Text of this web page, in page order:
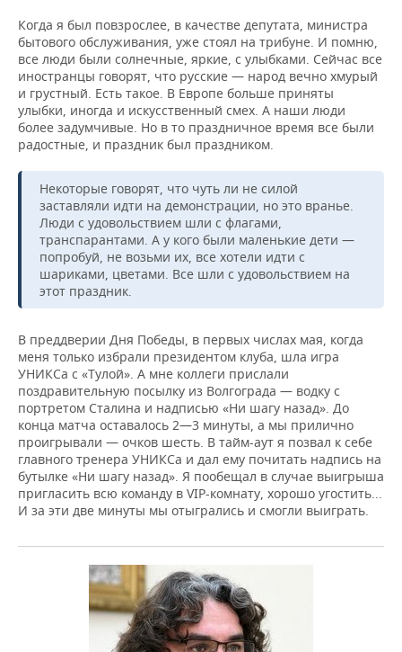
Когда я был повзрослее, в качестве депутата, министра
бытового обслуживания, уже стоял на трибуне. И помню,
все люди были солнечные, яркие, с улыбками. Сейчас все
иностранцы говорят, что русские — народ вечно хмурый
и грустный. Есть такое. В Европе больше приняты
улыбки, иногда и искусственный смех. А наши люди
более задумчивые. Но в то праздничное время все были
радостные, и праздник был праздником.
Некоторые говорят, что чуть ли не силой
заставляли идти на демонстрации, но это вранье.
Люди с удовольствием шли с флагами,
транспарантами. А у кого были маленькие дети —
попробуй, не возьми их, все хотели идти с
шариками, цветами. Все шли с удовольствием на
этот праздник.
В преддверии Дня Победы, в первых числах мая, когда
меня только избрали президентом клуба, шла игра
УНИКСа с «Тулой». А мне коллеги прислали
поздравительную посылку из Волгограда — водку с
портретом Сталина и надписью «Ни шагу назад». До
конца матча оставалось 2—3 минуты, а мы прилично
проигрывали — очков шесть. В тайм-аут я позвал к себе
главного тренера УНИКСа и дал ему почитать надпись на
бутылке «Ни шагу назад». Я пообещал в случае выигрыша
пригласить всю команду в VIP-комнату, хорошо угостить...
И за эти две минуты мы отыгрались и смогли выиграть.